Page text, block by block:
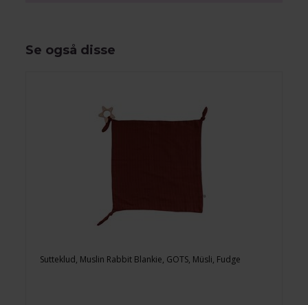
Se også disse
Sutteklud, Muslin Rabbit Blankie, GOTS, Müsli, Fudge